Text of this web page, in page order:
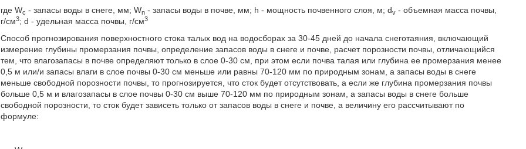
где Wc - запасы воды в снеге, мм; Wn - запасы воды в почве, мм; h - мощность почвенного слоя, м; dv - объемная масса почвы,
г/см3; d - удельная масса почвы, г/см3
Способ прогнозирования поверхностного стока талых вод на водосборах за 30-45 дней до начала снеготаяния, включающий
измерение глубины промерзания почвы, определение запасов воды в снеге и почве, расчет порозности почвы, отличающийся
тем, что влагозапасы в почве определяют только в слое 0-30 см, при этом если почва талая или глубина ее промерзания менее
0,5 м или/и запасы влаги в слое почвы 0-30 см меньше или равны 70-120 мм по природным зонам, а запасы воды в снеге
меньше свободной порозности почвы, то прогнозируется, что сток будет отсутствовать, а если же глубина промерзания почвы
больше 0,5 м и влагозапасы в слое почвы 0-30 см выше 70-120 мм по природным зонам, а запасы воды в снеге больше
свободной порозности, то сток будет зависеть только от запасов воды в снеге и почве, а величину его рассчитывают по
формуле: